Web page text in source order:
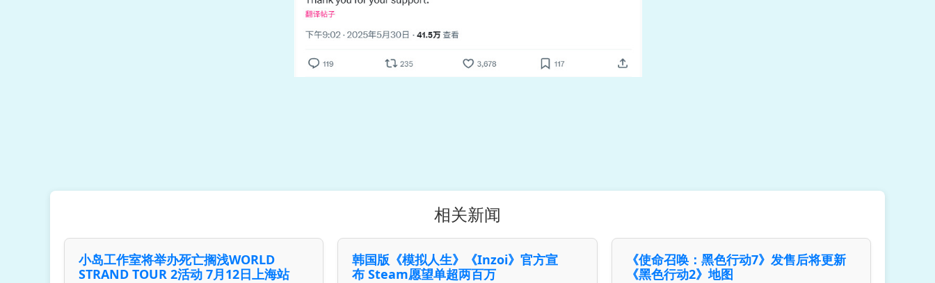
相关新闻
小岛工作室将举办死亡搁浅WORLD
STRAND TOUR 2活动 7月12日上海站
韩国版《模拟人生》《Inzoi》官方宣
布 Steam愿望单超两百万
《使命召唤：黑色行动7》发售后将更新
《黑色行动2》地图